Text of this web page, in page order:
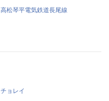
高松琴平電気鉄道長尾線
チョレイ